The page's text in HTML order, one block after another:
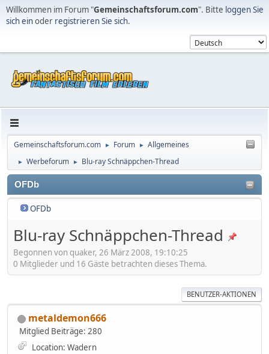
Willkommen im Forum "Gemeinschaftsforum.com". Bitte loggen Sie
sich einoder registrieren Sie sich.
Gemeinschaftsforum.com ► Forum ► Allgemeines
► Werbeforum ► Blu-ray Schnäppchen-Thread
OFDb
OFDb
Blu-ray Schnäppchen-Thread
Begonnen von quaker, 26 März 2008, 19:10:25
0 Mitglieder und 16 Gäste betrachten dieses Thema.
BENUTZER-AKTIONEN
metaldemon666
Mitglied Beiträge: 280
Location: Wadern